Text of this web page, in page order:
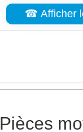
☎ Afficher
Pièces